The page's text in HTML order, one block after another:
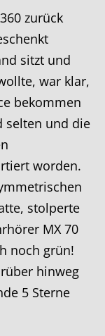
zurück
sitzt und
war klar,
bekommen
selten und die
worden.
stolperte
MX 70
noch grün!
hinweg
5 Sterne